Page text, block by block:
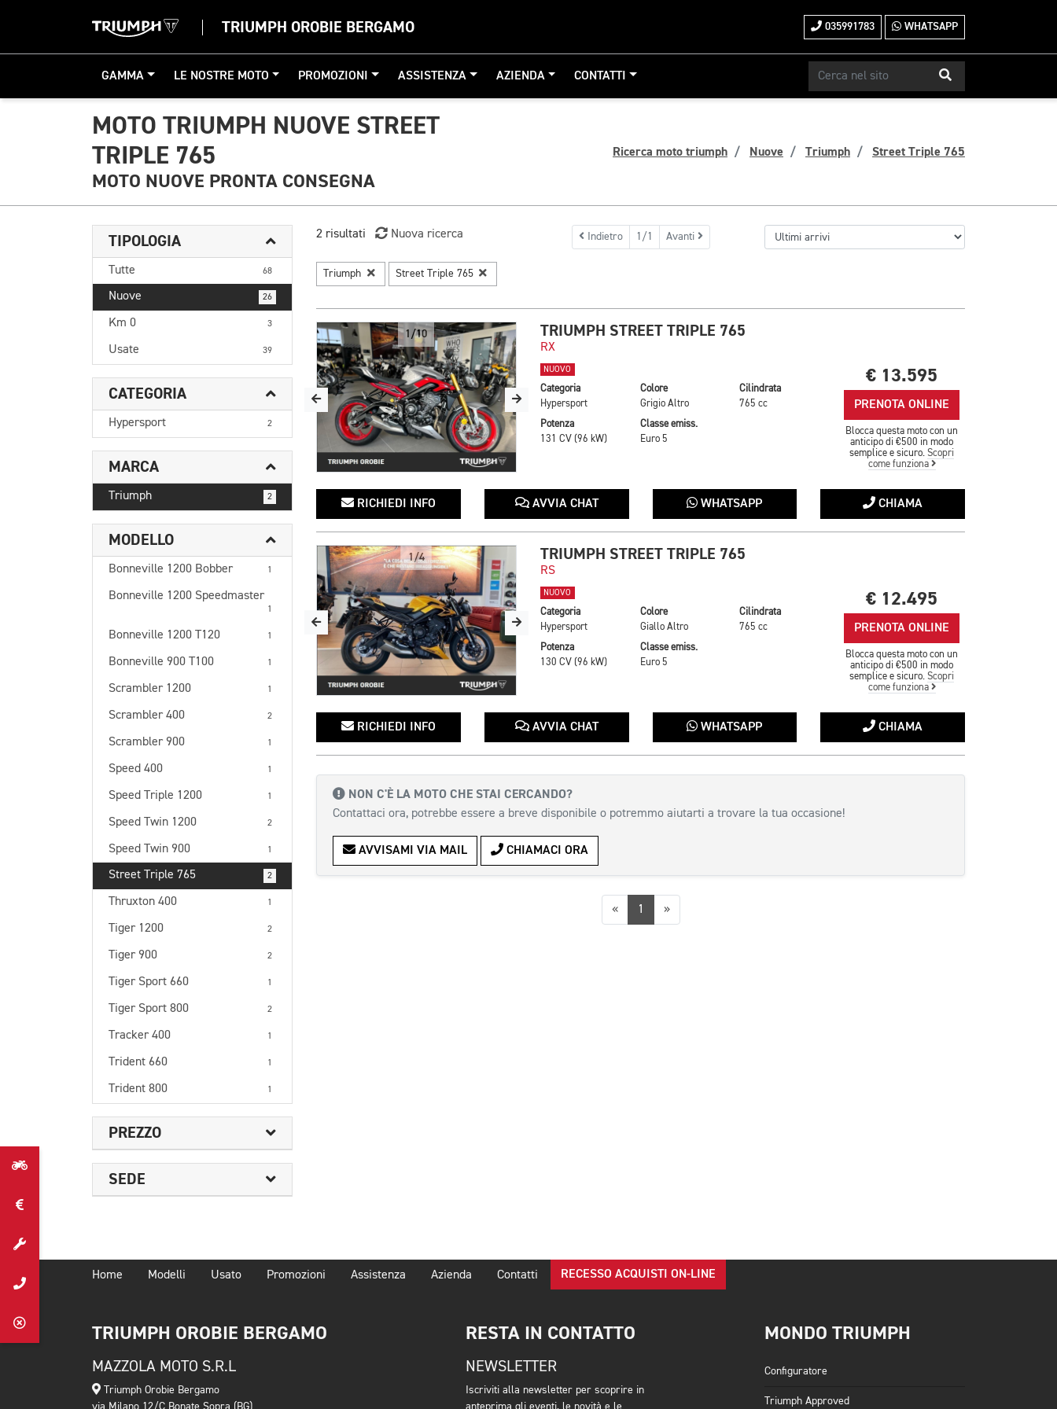
TRIUMPH OROBIE BERGAMO 035991783 WHATSAPP
GAMMA LE NOSTRE MOTO PROMOZIONI ASSISTENZA AZIENDA CONTATTI
MOTO TRIUMPH NUOVE STREET
TRIPLE 765
MOTO NUOVE PRONTA CONSEGNA
Ricerca moto triumph Nuove Triumph Street Triple 765
TIPOLOGIA
Tutte 68
Nuove 26
Km 0 3
Usate 39
CATEGORIA
Hypersport 2
MARCA
Triumph 2
MODELLO
Bonneville 1200 Bobber 1
Bonneville 1200 Speedmaster
1
Bonneville 1200 T120 1
Bonneville 900 T100 1
Scrambler 1200 1
Scrambler 400 2
Scrambler 900 1
Speed 400 1
Speed Triple 1200 1
Speed Twin 1200 2
Speed Twin 900 1
Street Triple 765 2
Thruxton 400 1
Tiger 1200 2
Tiger 900 2
Tiger Sport 660 1
Tiger Sport 800 2
Tracker 400 1
Trident 660 1
Trident 800 1
PREZZO
SEDE
2 risultati Nuova ricerca Indietro 1/1 Avanti
Triumph Street Triple 765
1/10 TRIUMPH STREET TRIPLE 765
RX
NUOVO
Categoria
Hypersport
Colore
Grigio Altro
Cilindrata
765 cc
Potenza
131 CV (96 kW)
Classe emiss.
Euro 5
€ 13.595
PRENOTA ONLINE
Blocca questa moto con un
anticipo di €500 in modo
semplice e sicuro.Scopri
come funziona
RICHIEDI INFO AVVIA CHAT WHATSAPP CHIAMA
1/4 TRIUMPH STREET TRIPLE 765
RS
NUOVO
Categoria
Hypersport
Colore
Giallo Altro
Cilindrata
765 cc
Potenza
130 CV (96 kW)
Classe emiss.
Euro 5
€ 12.495
PRENOTA ONLINE
Blocca questa moto con un
anticipo di €500 in modo
semplice e sicuro.Scopri
come funziona
RICHIEDI INFO AVVIA CHAT WHATSAPP CHIAMA
NON C'È LA MOTO CHE STAI CERCANDO?
Contattaci ora, potrebbe essere a breve disponibile o potremmo aiutarti a trovare la tua occasione!
AVVISAMI VIA MAIL CHIAMACI ORA
«Precedente
1 »Successiva
Home Modelli Usato Promozioni Assistenza Azienda Contatti RECESSO ACQUISTI ON-LINE
TRIUMPH OROBIE BERGAMO
MAZZOLA MOTO S.R.L
Triumph Orobie Bergamo
via Milano 12/C Bonate Sopra (BG)
RESTA IN CONTATTO
NEWSLETTER
Iscriviti alla newsletter per scoprire in
anteprima gli eventi, le novità e le
MONDO TRIUMPH
Configuratore
Triumph Approved